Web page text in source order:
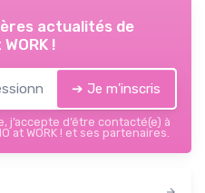
actualités de
!
➔ Je m'inscris
j’accepte d’être contacté(e) à
at WORK ! et ses partenaires.